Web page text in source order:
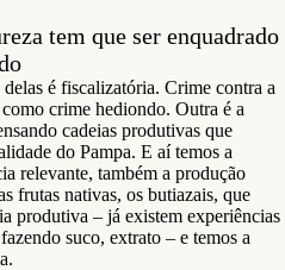
tem que ser enquadrado
delas é fiscalizatória. Crime contra a
crime hediondo. Outra é a
cadeias produtivas que
do Pampa. E aí temos a
relevante, também a produção
frutas nativas, os butiazais, que
produtiva – já existem experiências
suco, extrato – e temos a